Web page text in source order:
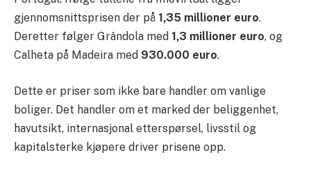
gjennomsnittsprisen der på 1,35 millioner euro.
Deretter følger Grândola med 1,3 millioner euro, og
Calheta på Madeira med 930.000 euro.
Dette er priser som ikke bare handler om vanlige
boliger. Det handler om et marked der beliggenhet,
havutsikt, internasjonal etterspørsel, livsstil og
kapitalsterke kjøpere driver prisene opp.